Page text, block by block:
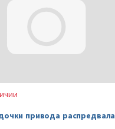
привода распредвала